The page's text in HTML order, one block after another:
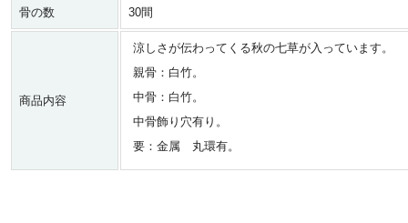
骨の数 30間
商品内容
涼しさが伝わってくる秋の七草が入っています。
親骨：白竹。
中骨：白竹。
中骨飾り穴有り。
要：金属 丸環有。